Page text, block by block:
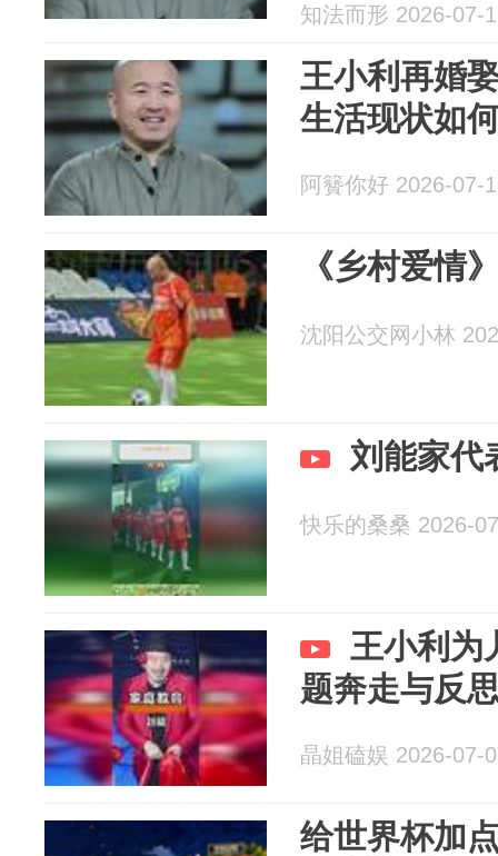
知法而形 2026-07-
王小利再婚
生活现状如
阿籫你好 2026-07-
《乡村爱情
沈阳公交网小林
刘能家代
快乐的桑桑 2026-
王小利为
题奔走与反
晶姐磕娱 2026-07-
给世界杯加